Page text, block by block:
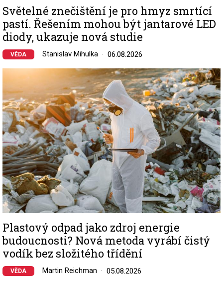
Světelné znečištění je pro hmyz smrtící
pastí. Řešením mohou být jantarové LED
diody, ukazuje nová studie
VĚDA Stanislav Mihulka 06.08.2026
Image
Plastový odpad jako zdroj energie
budoucnosti? Nová metoda vyrábí čistý
vodík bez složitého třídění
VĚDA Martin Reichman 05.08.2026